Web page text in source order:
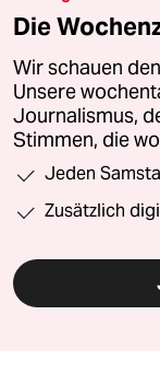
Die
Wir schauen
Unsere
Journalismus,
Stimmen, die
Jeden
Zusätzlich